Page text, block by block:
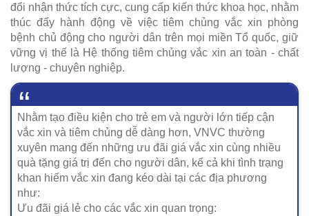
đổi nhận thức tích cực, cung cấp kiến thức khoa học, nhằm
thúc đẩy hành động về việc tiêm chủng vắc xin phòng
bệnh chủ động cho người dân trên mọi miền Tổ quốc, giữ
vững vị thế là Hệ thống tiêm chủng vắc xin an toàn - chất
lượng - chuyên nghiệp.
Nhằm tạo điều kiện cho trẻ em và người lớn tiếp cận
vắc xin và tiêm chủng dễ dàng hơn, VNVC thường
xuyên mang đến những ưu đãi giá vắc xin cùng nhiều
quà tặng giá trị đến cho người dân, kể cả khi tình trạng
khan hiếm vắc xin đang kéo dài tại các địa phương
như:
Ưu đãi giá lẻ cho các vắc xin quan trọng: